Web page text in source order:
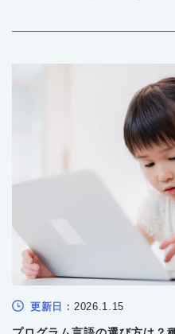
更新日： 2026.1.15